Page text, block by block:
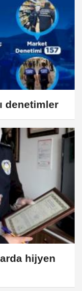
denetimler
hijyen